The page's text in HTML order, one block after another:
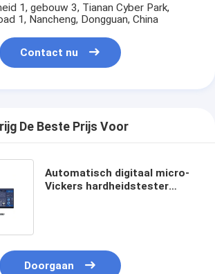
1, gebouw 3, Tianan Cyber Park,
1, Nancheng, Dongguan, China
Contact nu
De Beste Prijs Voor
Automatisch digitaal micro-
Vickers hardheidstester
Doorgaan